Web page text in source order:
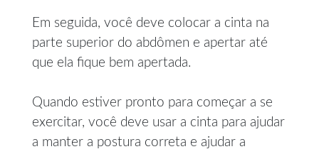
Em seguida, você deve colocar a cinta na
parte superior do abdômen e apertar até
que ela fique bem apertada.
Quando estiver pronto para começar a se
exercitar, você deve usar a cinta para ajudar
a manter a postura correta e ajudar a